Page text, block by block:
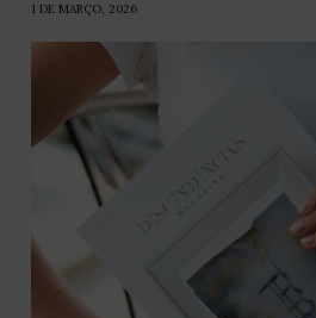
1 DE MARÇO, 2026